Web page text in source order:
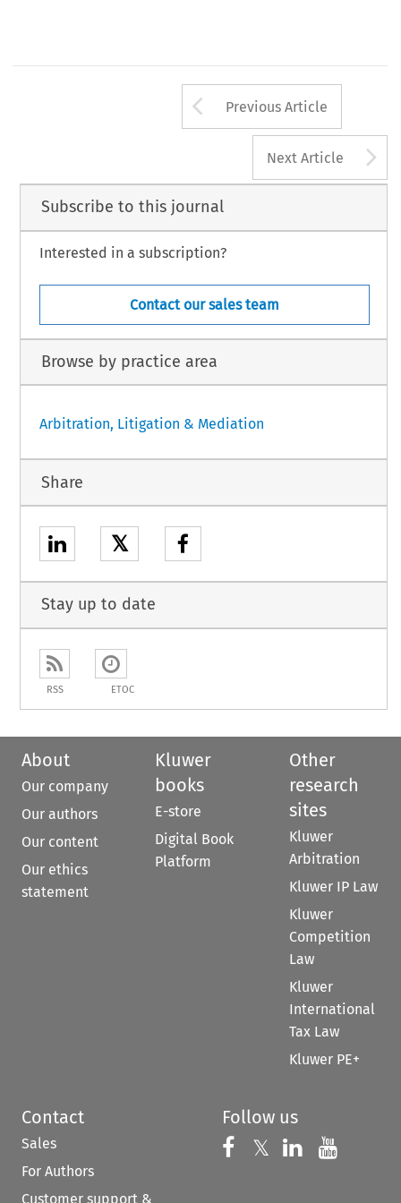
Arrow button
Previous Article
Next Article
Subscribe to this journal
Interested in a subscription?
Contact our sales team
Browse by practice area
Arbitration, Litigation & Mediation
Share
𝕏
Stay up to date
RSS ETOC
About
Our company
Our authors
Our content
Our ethics
statement
Kluwer
books
E-store
Digital Book
Platform
Other
research
sites
Kluwer
Arbitration
Kluwer IP Law
Kluwer
Competition
Law
Kluwer
International
Tax Law
Kluwer PE+
Contact
Sales
For Authors
Customer support &
Follow us
Follow us on
𝕏 Follow us on
Follow us